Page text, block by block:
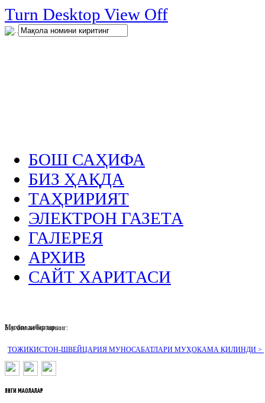
Turn Desktop View Off
.
БОШ САҲИФА
БИЗ ҲАҚДА
ТАҲРИРИЯТ
ЭЛЕКТРОН ГАЗЕТА
ГАЛЕРЕЯ
АРХИВ
САЙТ ХАРИТАСИ
Муҳим хабарлар :
ТОЖИКИСТОН-ШВЕЙЦАРИЯ МУНОСАБАТЛАРИ МУҲОКАМА ҚИЛИНДИ >
Биз билан боғланинг:
ЯНГИ МАҚОЛАЛАР